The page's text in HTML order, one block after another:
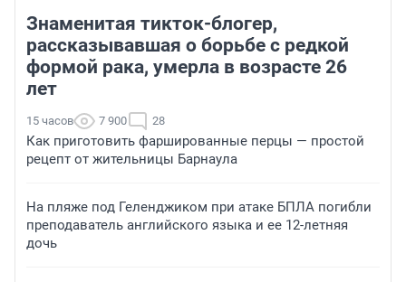
Знаменитая тикток-блогер,
рассказывавшая о борьбе с редкой
формой рака, умерла в возрасте 26
лет
15 часов 7 900 28
Как приготовить фаршированные перцы — простой
рецепт от жительницы Барнаула
На пляже под Геленджиком при атаке БПЛА погибли
преподаватель английского языка и ее 12-летняя
дочь